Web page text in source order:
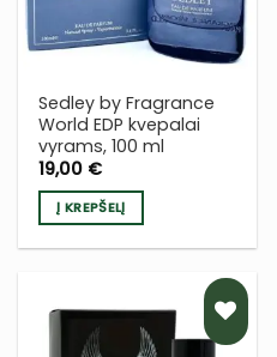
Sedley by Fragrance
World EDP kvepalai
vyrams, 100 ml
19,00 €
Į KREPŠELĮ